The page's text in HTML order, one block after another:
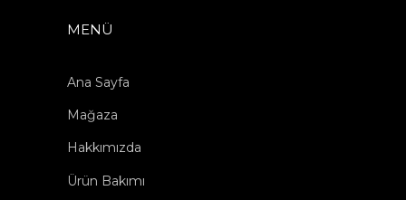
MENÜ
Ana Sayfa
Mağaza
Hakkımızda
Ürün Bakımı